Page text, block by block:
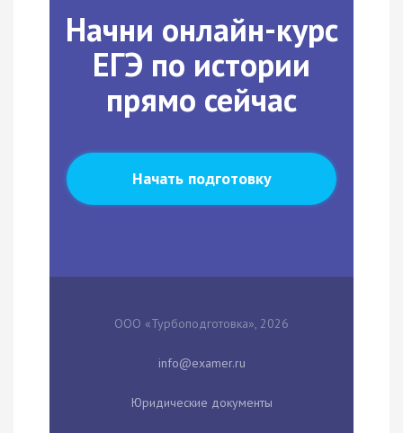
Начни онлайн-курс
ЕГЭ по истории
прямо сейчас
Начать подготовку
ООО «Турбоподготовка», 2026
Юридические документы